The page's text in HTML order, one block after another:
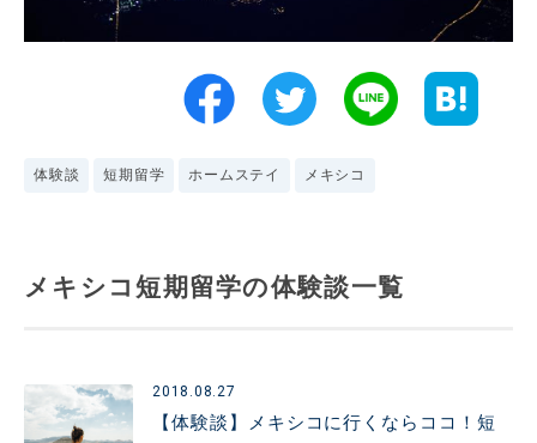
体験談 短期留学 ホームステイ メキシコ
メキシコ短期留学の体験談一覧
2018.08.27
【体験談】メキシコに行くならココ！短